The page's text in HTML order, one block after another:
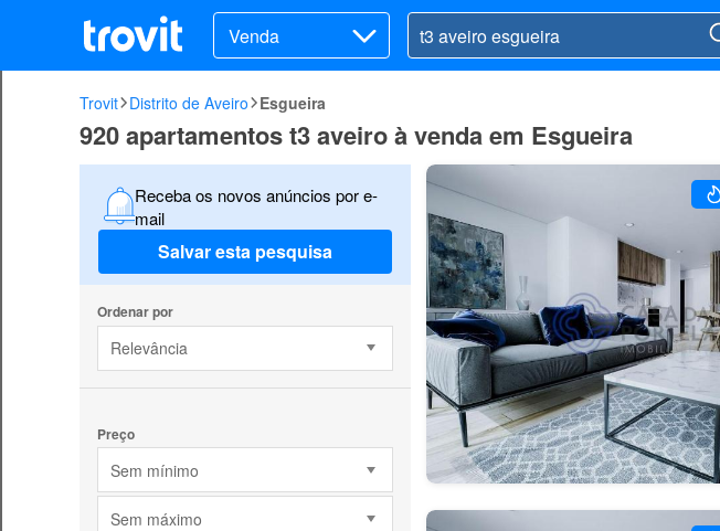
Venda
Trovit Distrito de Aveiro Esgueira
920 apartamentos t3 aveiro à venda em Esgueira
Receba os novos anúncios por e-
mail
Salvar esta pesquisa
Ordenar por
Relevância
Preço
Sem mínimo
Sem máximo